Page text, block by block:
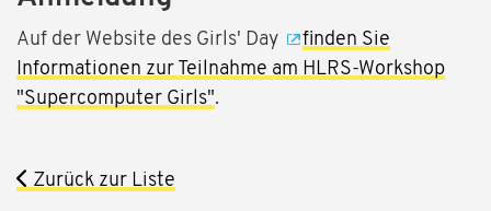
Auf der Website des Girls' Day
finden Sie
Informationen zur Teilnahme am HLRS-Workshop
"Supercomputer Girls".
Zurück zur Liste